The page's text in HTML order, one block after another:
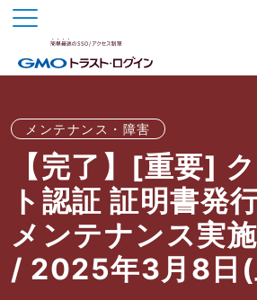
メンテナンス・障害
【完了】[重要]
ト認証 証明書発
メンテナンス実
/ 2025年3月8日